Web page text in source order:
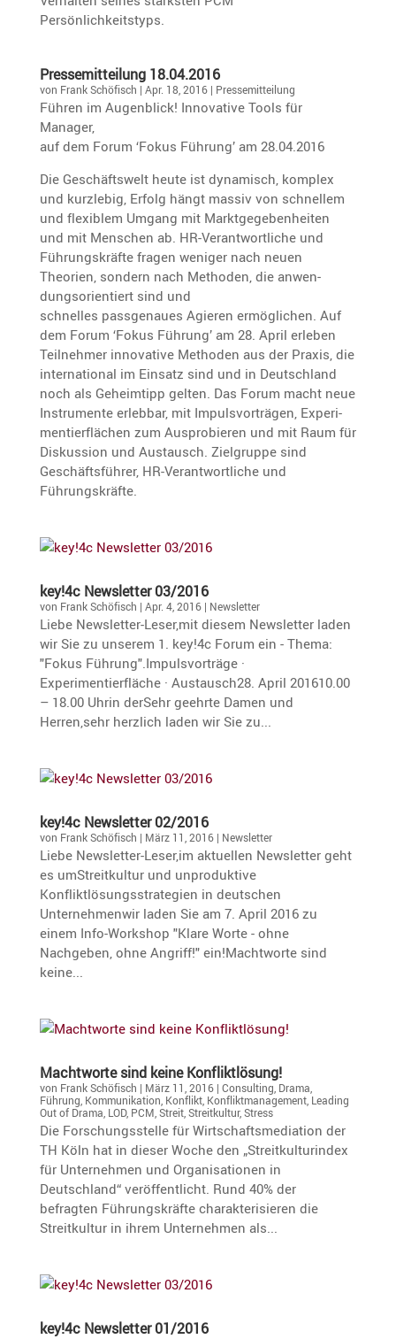
Persönlichkeitstyps.
Presse­mit­tei­lung 18.04.2016
von Frank Schöfisch | Apr. 18, 2016| Pressemitteilung
Führen im Augen­blick! Innova­tive Tools für
Manager,
auf dem Forum ‘Fokus Führung’ am 28.04.2016
Die Geschäfts­welt heute ist dynamisch, komplex
und kurzlebig, Erfolg hängt massiv von schnellem
und flexi­blem Umgang mit Markt­ge­ge­ben­heiten
und mit Menschen ab. HR-Verant­wort­liche und
Führungs­kräfte fragen weniger nach neuen
Theorien, sondern nach Methoden, die anwen­
dungs­ori­en­tiert sind und
schnelles passge­naues Agieren ermög­li­chen. Auf
dem Forum ‘Fokus Führung’ am 28. April erleben
Teilnehmer innova­tive Methoden aus der Praxis, die
inter­na­tional im Einsatz sind und in Deutsch­land
noch als Geheim­tipp gelten. Das Forum macht neue
Instru­mente erlebbar, mit Impuls­vor­trägen, Experi­
men­tier­flä­chen zum Auspro­bieren und mit Raum für
Diskus­sion und Austausch. Zielgruppe sind
Geschäfts­führer, HR-Verant­wort­liche und
Führungskräfte.
key!4c Newsletter 03/2016
von Frank Schöfisch | Apr. 4, 2016| Newsletter
Liebe Newsletter-Leser,mit diesem Newsletter laden
wir Sie zu unserem 1. key!4c Forum ein - Thema:
"Fokus Führung".Impulsvorträge ·
Experimentierfläche · Austausch28. April 201610.00
– 18.00 Uhrin derSehr geehrte Damen und
Herren,sehr herzlich laden wir Sie zu...
key!4c Newsletter 02/2016
von Frank Schöfisch | März 11, 2016| Newsletter
Liebe Newsletter-Leser,im aktuellen Newsletter geht
es umStreitkultur und unproduktive
Konfliktlösungsstrategien in deutschen
Unternehmenwir laden Sie am 7. April 2016 zu
einem Info-Workshop "Klare Worte - ohne
Nachgeben, ohne Angriff!" ein!Machtworte sind
keine...
Macht­worte sind keine Konfliktlösung!
von Frank Schöfisch | März 11, 2016| Consulting Drama
Führung Kommunikation Konflikt, Konfliktmanagement, Leading
Out of Drama LOD, PCM Streit, Streitkultur, Stress
Die Forschungsstelle für Wirtschaftsmediation der
TH Köln hat in dieser Woche den „Streitkulturindex
für Unternehmen und Organisationen in
Deutschland“ veröffentlicht. Rund 40% der
befragten Führungskräfte charakterisieren die
Streitkultur in ihrem Unternehmen als...
key!4c Newsletter 01/2016